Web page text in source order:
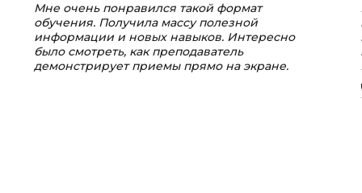
Мне очень понравился такой формат
обучения. Получила массу полезной
информации и новых навыков. Интересно
было смотреть, как преподаватель
демонстрирует приемы прямо на экране.